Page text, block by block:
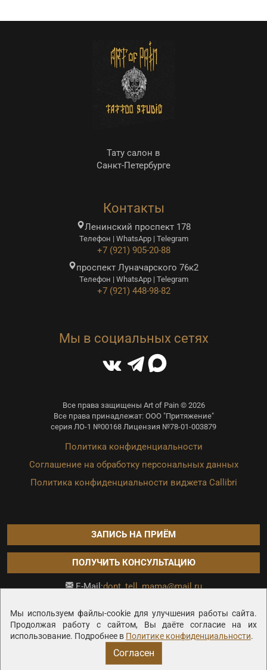
Мы используем файлы-cookie для улучшения работы сайта.
Продолжая работу с сайтом, Вы даёте согласие на их
использование. Подробнее в Политике конфиденциальности.
Согласен
Тату салон в
Санкт-Петербурге
Контакты
Ленинский проспект 178
Телефон | WhatsApp | Telegram
+7 (921) 905-20-88
проспект Луначарского 76к2
Телефон | WhatsApp | Telegram
+7 (921) 448-98-82
Мы в социальных сетях
Все права защищены Art of Pain © 2026
Все права принадлежат: ООО "Притяжение"
серия ЛО-1 №00168 Лицензия №78-01-003879
Политика конфиденциальности
Соглашение на обработку персональных данных
Политика конфиденциальности виджета Callibri
ЗАПИСЬ НА ПРИЁМ
ПОЛУЧИТЬ КОНСУЛЬТАЦИЮ
E-Mail:dont_tell_mama@mail.ru